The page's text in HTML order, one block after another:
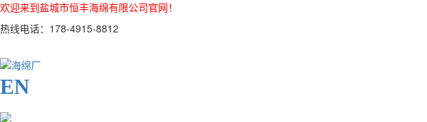
欢迎来到盐城市恒丰海绵有限公司官网！
热线电话：178-4915-8812
EN